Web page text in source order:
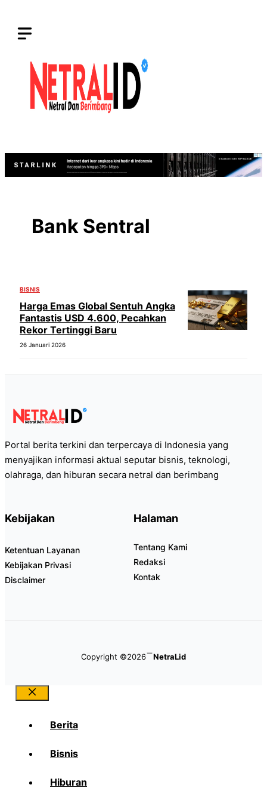
Bank Sentral
BISNIS
Harga Emas Global Sentuh Angka
Fantastis USD 4.600, Pecahkan
Rekor Tertinggi Baru
26 Januari 2026
Portal berita terkini dan terpercaya di Indonesia yang
menyajikan informasi aktual seputar bisnis, teknologi,
olahraga, dan hiburan secara netral dan berimbang
Kebijakan
Ketentuan Layanan
Kebijakan Privasi
Disclaimer
Halaman
Tentang Kami
Redaksi
Kontak
Copyright ©2026 NetraLid
Close
Berita
Bisnis
Hiburan